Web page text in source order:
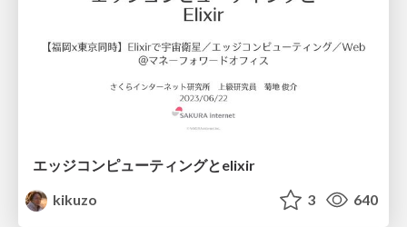
エッジコンピューティングとelixir
kikuzo
3 640